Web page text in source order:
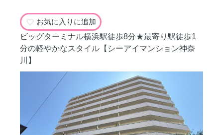
お気に入りに追加
ビッグターミナル横浜駅徒歩8分★最寄り駅徒歩1
分の軽やかなスタイル【シーアイマンション神奈
川】